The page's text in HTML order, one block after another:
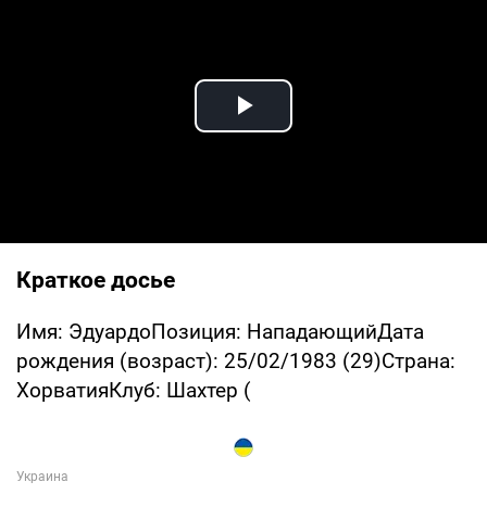
Play Video
Краткое досье
Имя: ЭдуардоПозиция: НападающийДата
рождения (возраст): 25/02/1983 (29)Страна:
ХорватияКлуб: Шахтер (